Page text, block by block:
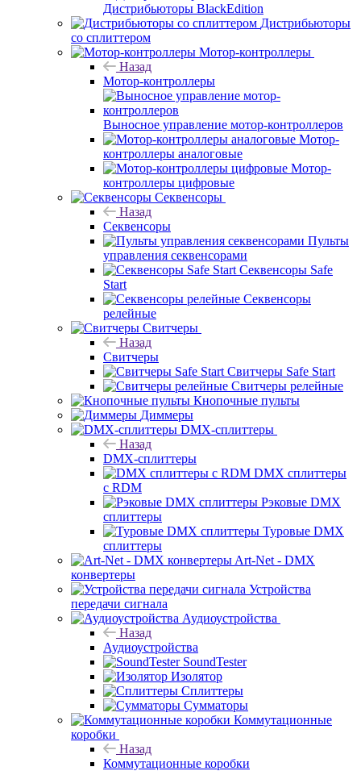
Дистрибьюторы BlackEdition
Дистрибьюторы
со сплиттером
Мотор-контроллеры
Назад
Мотор-контроллеры
Выносное управление мотор-контроллеров
Мотор-
контроллеры аналоговые
Мотор-
контроллеры цифровые
Секвенсоры
Назад
Секвенсоры
Пульты
управления секвенсорами
Секвенсоры Safe
Start
Секвенсоры
релейные
Свитчеры
Назад
Свитчеры
Свитчеры Safe Start
Свитчеры релейные
Кнопочные пульты
Диммеры
DMX-сплиттеры
Назад
DMX-сплиттеры
DMX сплиттеры
с RDM
Рэковые DMX
сплиттеры
Туровые DMX
сплиттеры
Art-Net - DMX
конвертеры
Устройства
передачи сигнала
Аудиоустройства
Назад
Аудиоустройства
SoundTester
Изолятор
Сплиттеры
Сумматоры
Коммутационные
коробки
Назад
Коммутационные коробки